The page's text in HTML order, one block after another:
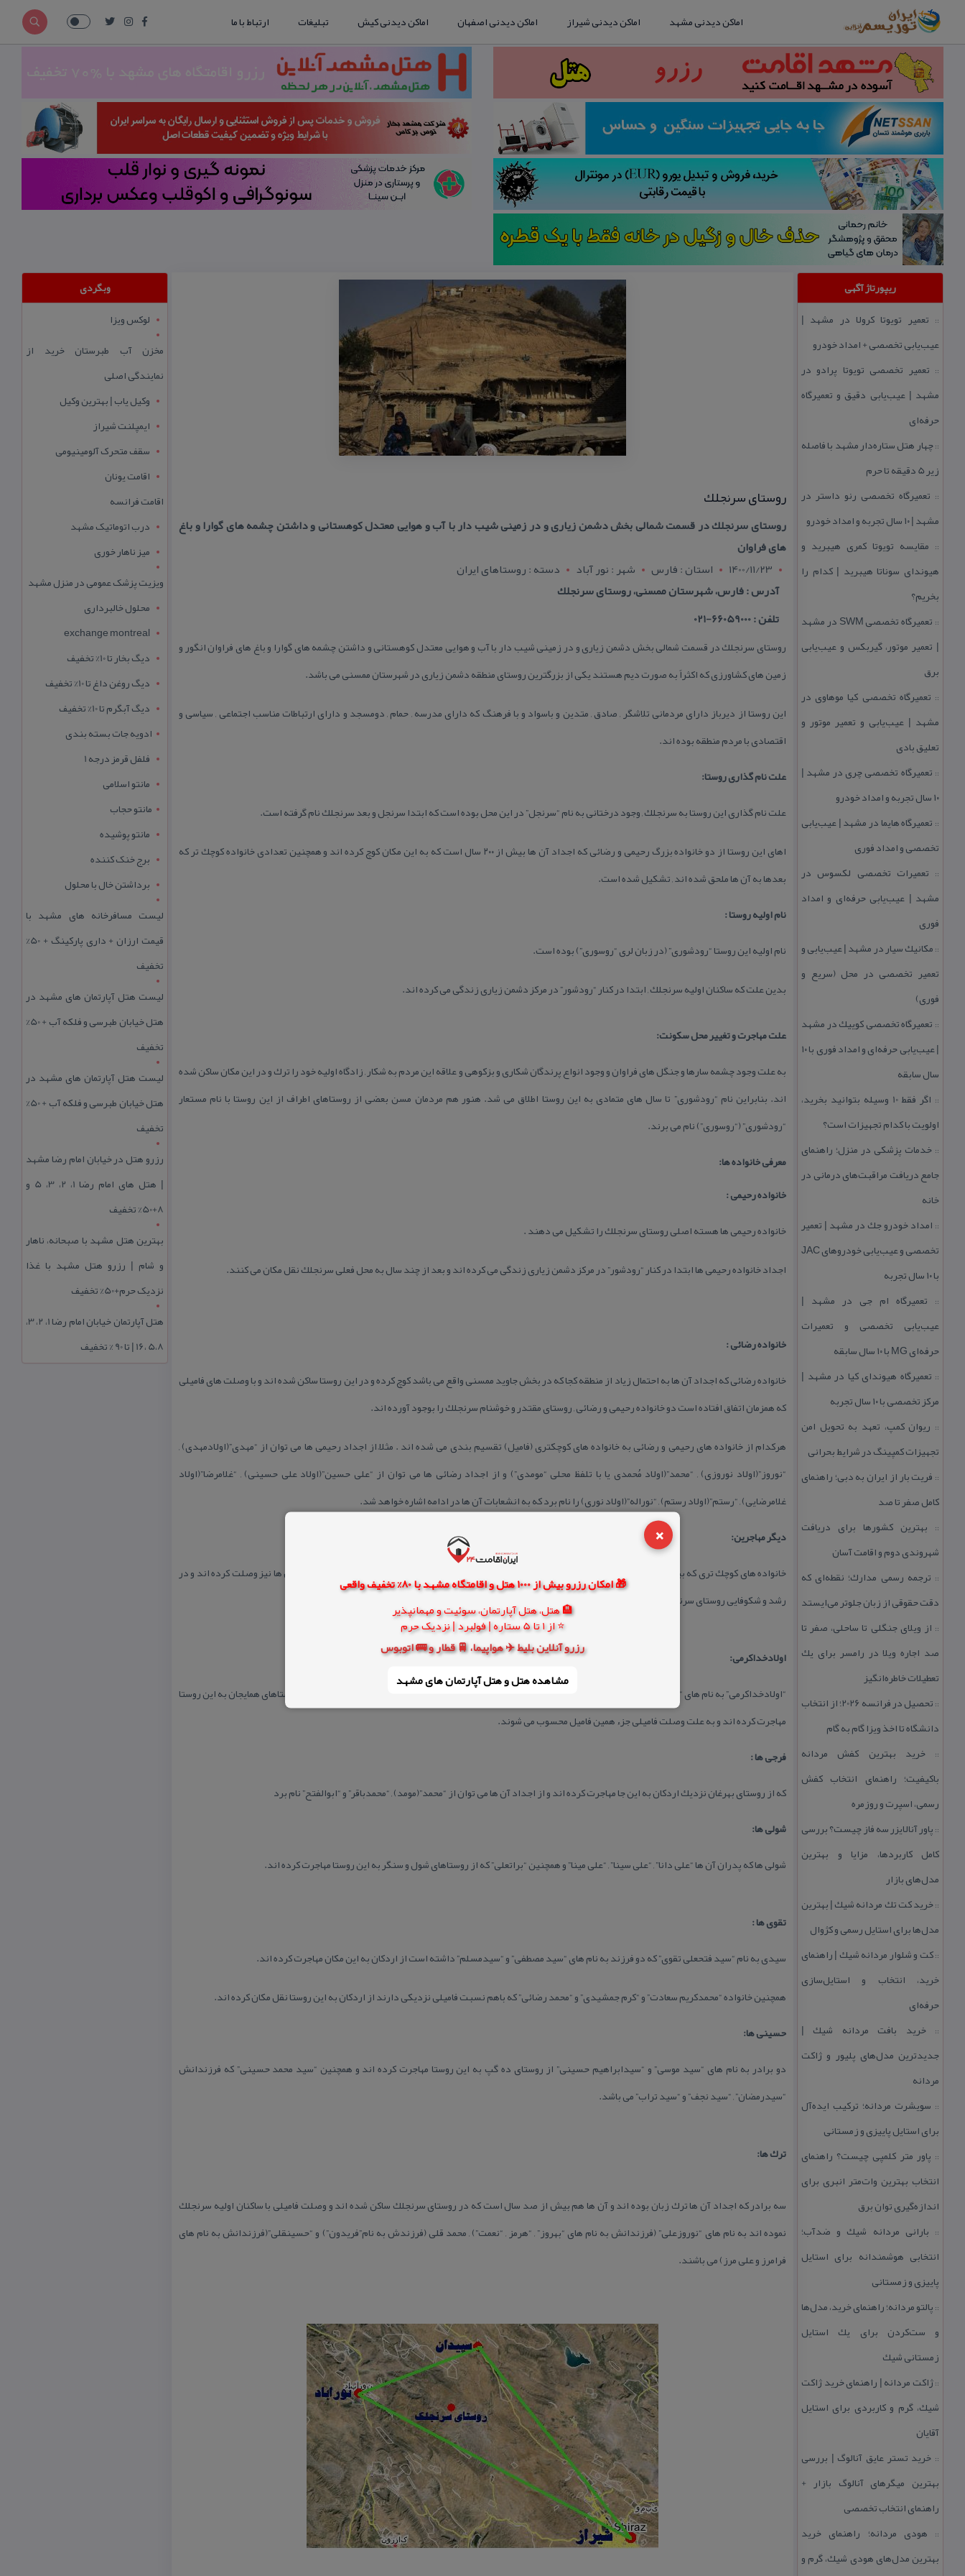
×
🎁 امکان رزرو بیش از 1000 هتل و اقامتگاه مشهد با 80% تخفیف واقعی
🏨 هتل، هتل آپارتمان، سوئیت و مهمانپذیر
⭐ از 1 تا 5 ستاره | فولبرد | نزدیک حرم
رزرو آنلاین بلیط ✈️ هواپیما، 🚆 قطار و 🚌 اتوبوس
مشاهده هتل و هتل‌ آپارتمان های مشهد
اماکن دیدنی مشهد اماکن دیدنی شیراز اماکن دیدنی اصفهان اماکن دیدنی کیش تبلیغات ارتباط با ما
ریپورتاژ آگهی
:: تعمیر تویوتا كرولا در مشهد |
عیب‌یابی تخصصی + امداد خودرو
:: تعمیر تخصصی تویوتا پرادو در
مشهد | عیب‌یابی دقیق و تعمیرگاه
حرفه‌ای
::چهار هتل‌ ستاره‌دار مشهد با فاصله
زیر 5 دقیقه تا حرم
:: تعمیرگاه تخصصی رنو داستر در
مشهد | ۱۰ سال تجربه و امداد خودرو
:: مقایسه تویوتا كمری هیبرید و
هیوندای سوناتا هیبرید | كدام را
بخریم؟
::
تعمیرگاه تخصصی SWM در مشهد
| تعمیر موتور، گیربكس و عیب‌یابی
برق
:: تعمیرگاه تخصصی كیا موهاوی در
مشهد | عیب‌یابی و تعمیر موتور و
تعلیق بادی
:: تعمیرگاه تخصصی چری در مشهد |
۱۰ سال تجربه و امداد خودرو
:: تعمیرگاه هایما در مشهد | عیب‌یابی
تخصصی و امداد فوری
:: تعمیرات تخصصی لكسوس در
مشهد | عیب‌یابی حرفه‌ای و امداد
فوری
:: مكانیك سیار در مشهد | عیب‌یابی و
تعمیر تخصصی در محل (سریع و
فوری)
:: تعمیرگاه تخصصی كوییك در مشهد
| عیب‌یابی حرفه‌ای و امداد فوری با ۱۰
سال سابقه
::
اگر فقط 10 وسیله بتوانید بخرید،
اولویت با كدام تجهیزات است؟
:: خدمات پزشكی در منزل؛ راهنمای
جامع دریافت مراقبت‌های درمانی در
خانه
:: امداد خودرو جك در مشهد | تعمیر
تخصصی و عیب‌یابی خودروهای JAC
با ۱۰ سال تجربه
:: تعمیرگاه ام جی در مشهد |
عیب‌یابی تخصصی و تعمیرات
حرفه‌ای MG با ۱۰ سال سابقه
:: تعمیرگاه هیوندای كیا در مشهد |
مركز تخصصی با ۱۰ سال تجربه
:: ریوان كمپ، تعهد به تحویل امن
تجهیزات كمپینگ در شرایط بحرانی
:: فریت بار از ایران به دبی؛ راهنمای
كامل صفر تا صد
:: بهترین كشورها برای دریافت
شهروندی دوم و اقامت آسان
:: ترجمه رسمی مدارك؛ نقطه‌ای كه
دقت حقوقی از زبان جلوتر می‌ایستد
:: از ویلای جنگلی تا ساحلی، صفر تا
صد اجاره ویلا در رامسر برای یك
تعطیلات خاطره‌انگیز
::
تحصیل در فرانسه 2026؛ از انتخاب
دانشگاه تا اخذ ویزا گام به گام
::خرید بهترین كفش مردانه
باكیفیت؛ راهنمای انتخاب كفش
رسمی، اسپرت و روزمره
:: پاور آنالایزر سه فاز چیست؟ بررسی
كامل كاربردها، مزایا و بهترین
مدل‌های بازار
::خرید كت تك مردانه شیك | بهترین
مدل‌ها برای استایل رسمی و كژوال
::كت و شلوار مردانه شیك | راهنمای
خرید، انتخاب و استایل‌سازی
حرفه‌ای
::خرید بافت مردانه شیك |
جدیدترین مدل‌های پلیور و ژاكت
مردانه
:: سویشرت مردانه؛ تركیب ایده‌آل
برای استایل پاییزی و زمستانی
:: پاور متر كلمپی چیست؟ راهنمای
انتخاب بهترین وات‌متر انبری برای
اندازه‌گیری توان برق
:: بارانی مردانه شیك و ضدآب؛
انتخابی هوشمندانه برای استایل
پاییزی و زمستانی
:: پالتو مردانه؛ راهنمای خرید، مدل‌ها
و ست‌كردن برای یك استایل
زمستانی شیك
::ژاكت مردانه | راهنمای خرید ژاكت
شیك، گرم و كاربردی برای استایل
آقایان
:: خرید تستر عایق آنالوگ | بررسی
بهترین میگرهای آنالوگ بازار +
راهنمای انتخاب تخصصی
:: هودی مردانه؛ راهنمای خرید
بهترین مدل‌های هودی شیك، گرم و
روستای سرنجلك
روستای سرنجلك در قسمت شمالی بخش دشمن زیاری و در زمینی شیب دار با آب و هوایی معتدل كوهستانی و داشتن چشمه های گوارا و باغ
های فراوان
1400/11/23
استان : فارس شهر : نور آباد
دسته : روستاهای ایران
آدرس : فارس، شهرستان ممسنی، روستای سرنجلك
تلفن : 66059000-021
روستای سرنجلك در قسمت شمالی بخش دشمن زیاری و در زمینی شیب دار با آب و هوایی معتدل كوهستانی و داشتن چشمه های گوارا و باغ های فراوان انگور و
زمین های كشاورزی كه اكثراً به صورت دیم هستند یكی از بزرگترین روستای منطقه دشمن زیاری در شهرستان ممسنی می باشد.
این روستا از دیرباز دارای مردمانی تلاشگر , صادق , متدین و باسواد و با فرهنگ كه دارای مدرسه , حمام , دومسجد و دارای ارتباطات مناسب اجتماعی , سیاسی و
اقتصادی با مردم منطقه بوده اند.
علت نام گذاری روستا:
علت نام گذاری این روستا به سرنجلك , وجود درختانی به نام “سرنجل” در این محل بوده است كه ابتدا سرنجل و بعد سرنجلك نام گرفته است.
اهای این روستا از دو خانواده بزرگ رحیمی و رضائی كه اجداد آن ها بیش از ۲۰۰ سال است كه به این مكان كوچ كرده اند و همچنین تعدادی خانواده كوچك تر كه
بعدها به آن ها ملحق شده اند , تشكیل شده است.
نام اولیه روستا :
نام اولیه این روستا “رودشوری” (در زبان لری “روسوری”) بوده است.
بدین علت كه ساكنان اولیه سرنجلك , ابتدا در كنار “رودشور” در مركز دشمن زیاری زندگی می كرده اند.
علت مهاجرت و تغییر محل سكونت:
به علت وجود چشمه سارها و جنگل های فراوان و وجود انواع پرندگان شكاری و بزكوهی و علاقه این مردم به شكار , زادگاه اولیه خود را ترك و در این مكان ساكن شده
اند. بنابراین نام “رودشوری” تا سال های متمادی به این روستا اطلاق می شد. هنور هم مردمان مسن بعضی از روستاهای اطراف از این روستا با نام مستعار
“رودشوری” (“روسوری”) نام می برند.
معرفی خانواده ها:
خانواده رحیمی :
خانواده رحیمی ها هسته اصلی روستای سرنجلك را تشكیل می دهند .
اجداد خانواده رحیمی ها ابتدا در كنار “رودشور” در مركز دشمن زیاری زندگی می كرده اند و بعد از چند سال به محل فعلی سرنجلك نقل مكان می كنند.
خانواده رضائی :
خانواده رضائی كه اجداد آن ها به احتمال زیاد از منطقه كجا كه در بخش جاوید ممسنی واقع می باشد كوچ كرده و در این روستا ساكن شده اند و با وصلت های فامیلی
كه همزمان اتفاق افتاده است دو خانواده رحیمی و رضائی , روستای مقتدر و خوشنام سرنجلك را بوجود آورده اند.
هركدام از خانواده های رحیمی و رضائی به خانواده های كوچكتری (فامیل) تقسیم بندی می شده اند . مثلاً از اجداد رحیمی ها می توان از “مهدی”(اولادمهدی) ,
“نوروز”(اولاد نوروزی) , “محمد”(اولاد مُحمدی یا با تلفظ محلی “مومدی”) و از اجداد رضائی ها می توان از “علی حسین”(اولاد علی حسینی) , “غلامرضا”(اولاد
غلامرضایی) , “رستم”(اولاد رستم) , “نوراله”(اولاد نوری) را نام برد كه به انشعابات آن ها در ادامه اشاره خواهد شد.
دیگر مهاجرین:
خانواده های كوچك تری كه بیش از صد سال است به روستای سرنجلك مهاجرت كرده و در كنار دو خانواده بزرگ فوق ساكن شده و با آن ها نیز وصلت كرده اند و در
رشد و شكوفایی روستای سرنجلك نقش داشته اند می توان به خانواده های زیر اشاره كرد:
اولادخداكرمی:
“اولادخداكرمی” به نام های “خداكرم ” و “شاه محمد ” بوده اند . ضمناً دو برادر به نام های “صحنعلی شجاعی و عوض اله شجاعی كه از روستاهای همایجان به این روستا
مهاجرت كرده اند و به علت وصلت فامیلی جزء همین فامیل محسوب می شوند.
فرجی ها :
كه از روستای بهرغان نزدیك اردكان به این جا مهاجرت كرده اند و از اجداد آن ها می توان از “محمد”(مومد) , “محمدباقر” و “ابوالفتح” نام برد
شولی ها:
شولی ها كه پدران آن ها “علی دانا” , “علی سینا” , “علی مینا” و همچنین “براتعلی” كه از روستاهای شول و سنگر به این روستا مهاجرت كرده اند.
تقوی ها :
سیدی به نام “سید فتحعلی تقوی” كه دو فرزند به نام های “سید مصطفی” و “سیدمسلم” داشته است از اردكان به این مكان مهاجرت كرده اند.
همچنین خانواده “محمدكریم سعادت” و “كرم جمشیدی” و “محمد رضائی” كه باهم نسبت فامیلی نزدیكی دارند از اردكان به این روستا نقل مكان كرده اند.
حسینی ها:
دو برادر به نام های “سید موسی” و “سیدابراهیم حسینی” از روستای ده گپ به این روستا مهاجرت كرده اند و همچنین “سید محمد حسینی” كه فرزندانش
“سیدرمضان” , “سید نجف” و “سید تراب” می باشد.
ترك ها:
سه برادر كه اجداد آن ها ترك زبان بوده اند و آن ها هم بیش از صد سال است كه در روستای سرنجلك ساكن شده اند و وصلت فامیلی با ساكنان اولیه سرنجلك
نموده اند به نام های “نوروزعلی” (فرزندانش به نام های “بهروز” , “هرمز , “نعمت”) , محمد قلی (فرزندش به نام”فریدون”) و “حسینقلی”(فرزندانش به نام های
فرامرز و علی مرز) می باشند.
وبگردی
لوکس ویزا
مخزن آب طبرستان خرید از
نمایندگی اصلی
وکیل یاب | بهترین وکیل
ایمپلنت شیراز
سقف متحرک آلومینیومی
اقامت یونان
اقامت فرانسه
درب اتوماتیک مشهد
میز ناهار خوری
ویزیت پزشک عمومی در منزل مشهد
محلول خالبرداری
exchange montreal
دیگ بخار تا 10% تخفیف
دیگ روغن داغ تا 10% تخفیف
دیگ آبگرم تا 10% تخفیف
ادویه جات بسته بندی
فلفل قرمز درجه 1
مانتو اسلامی
مانتو حجاب
مانتو پوشیده
برج خنک کننده
برداشتن خال با محلول
لیست مسافرخانه های مشهد با
قیمت ارزان + داری پارکینگ + 50%
تخفیف
لیست هتل آپارتمان های مشهد در
هتل خیابان طبرسی و فلکه آب + 50%
تخفیف
لیست هتل آپارتمان های مشهد در
هتل خیابان طبرسی و فلکه آب + 50%
تخفیف
رزرو هتل در خیابان امام رضا مشهد
| هتل‌ های امام رضا 1، 2، 3، 5 و
8+50% تخفیف
بهترین هتل مشهد با صبحانه، ناهار
و شام | رزرو هتل مشهد با غذا
نزدیک حرم+50% تخفیف
هتل آپارتمان خیابان امام رضا 1، 2، 3،
5،8 ،16 | تا 90 % تخفیف